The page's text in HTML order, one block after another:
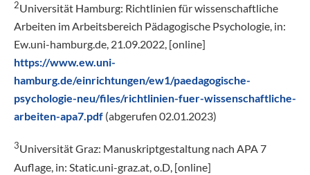
2Universität Hamburg: Richtlinien für wissenschaftliche
Arbeiten im Arbeitsbereich Pädagogische Psychologie, in:
Ew.uni-hamburg.de, 21.09.2022, [online]
https://www.ew.uni-
hamburg.de/einrichtungen/ew1/paedagogische-
psychologie-neu/files/richtlinien-fuer-wissenschaftliche-
arbeiten-apa7.pdf (abgerufen 02.01.2023)
3Universität Graz: Manuskriptgestaltung nach APA 7
Auflage, in: Static.uni-graz.at, o.D, [online]